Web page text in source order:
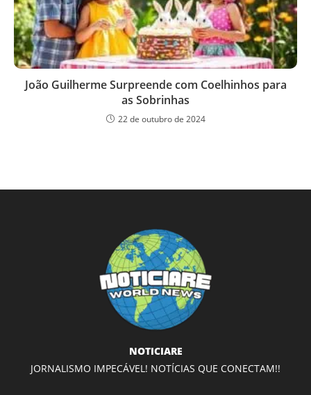
João Guilherme Surpreende com Coelhinhos para
as Sobrinhas
22 de outubro de 2024
NOTICIARE
JORNALISMO IMPECÁVEL! NOTÍCIAS QUE CONECTAM!!